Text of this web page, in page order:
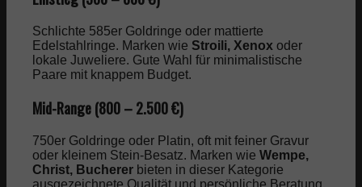
Schlichte 585er Goldringe oder mattierte
Edelstahlringe. Marken wie Stroili, Xenox oder
lokale Juweliere. Gute Wahl für minimalistische
Paare mit knappem Budget.
Mid-Range (800 – 2.500 €)
750er Goldringe oder Platin, oft mit feiner Gravur
oder kleinem Stein-Besatz. Marken wieWempe,
Christ, Bucherer bieten in dieser Kategorie
ausgezeichnete Qualität und persönliche Beratung.